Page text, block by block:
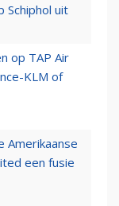
Schiphol uit
op TAP Air
KLM of
Amerikaanse
een fusie